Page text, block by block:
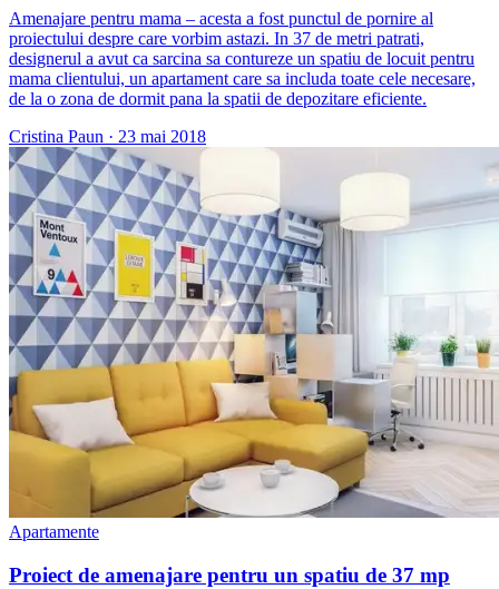
Amenajare pentru mama – acesta a fost punctul de pornire al
proiectului despre care vorbim astazi. In 37 de metri patrati,
designerul a avut ca sarcina sa contureze un spatiu de locuit pentru
mama clientului, un apartament care sa includa toate cele necesare,
de la o zona de dormit pana la spatii de depozitare eficiente.
Cristina Paun · 23 mai 2018
Apartamente
Proiect de amenajare pentru un spatiu de 37 mp